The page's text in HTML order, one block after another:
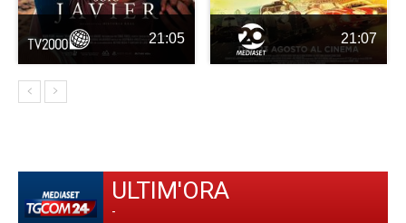
21:05 21:07
ULTIM'ORA
-